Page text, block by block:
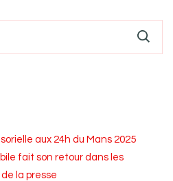
aux 24h du Mans 2025
fait son retour dans les
la presse